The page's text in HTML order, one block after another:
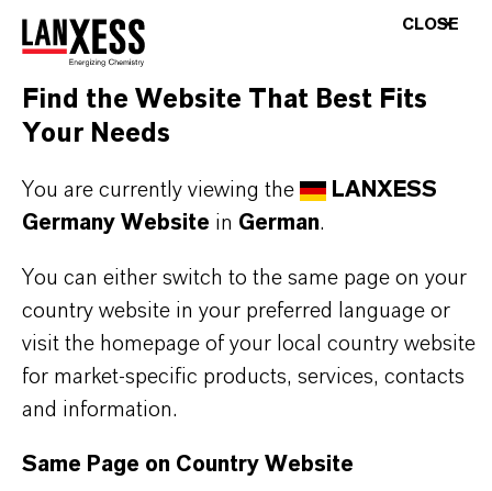
partnerschaftliches Denken. Im Mittelpunkt
unseres Handelns stehen jedoch Sie: unsere
maßgeschneiderten Lösungen, globaler Präsenz
und einem tiefen Verständnis ihrer Märkte. Hier
finden Sie gleich elf überzeugende Gründe, warum
LANXESS der richtige Partner für Ihr Unternehmen
IM MITTELPUNKT STEHEN SIE: UNSERE
KUNDINNEN UND KUNDEN!
11 Gründe, warum LANXESS der richtige
CLOSE
Find the Website That Best Fits
Your Needs
You are currently viewing the
LANXESS
Germany Website in German.
You can either switch to the same page on your
country website in your preferred language or
visit the homepage of your local country website
for market-specific products, services, contacts
and information.
Same Page on Country Website